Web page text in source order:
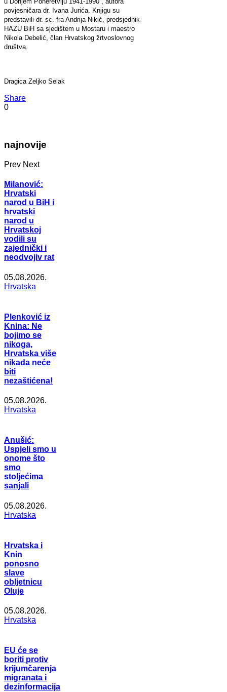
povjesničara dr. Ivana Jurića. Knjigu su
predstavili dr. sc. fra Andrija Nikić, predsjednik
HAZU BiH sa sjedištem u Mostaru i maestro
Nikola Debelić, član Hrvatskog žrtvoslovnog
društva.
Dragica Zeljko Selak
Share
0
najnovije
Prev Next
Milanović:
Hrvatski
narod u BiH i
hrvatski
narod u
Hrvatskoj
vodili su
zajednički i
neodvojiv rat
05.08.2026.
Hrvatska
Plenković iz
Knina: Ne
bojimo se
nikoga,
Hrvatska više
nikada neće
biti
nezaštićena!
05.08.2026.
Hrvatska
Anušić:
Uspjeli smo u
onome što
smo
stoljećima
sanjali
05.08.2026.
Hrvatska
Hrvatska i
Knin
ponosno
slave
obljetnicu
Oluje
05.08.2026.
Hrvatska
EU će se
boriti protiv
krijumčarenja
migranata i
dezinformacija